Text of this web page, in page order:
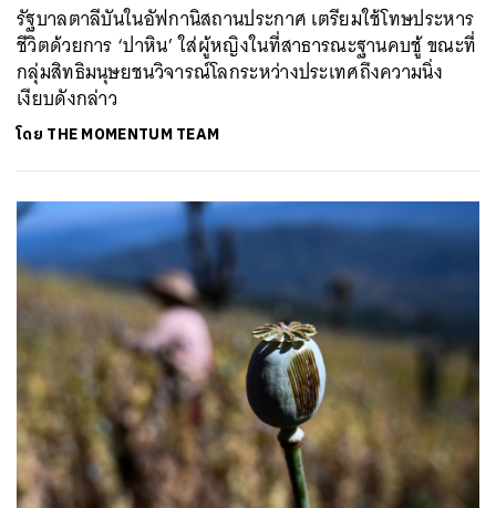
รัฐบาลตาลีบันในอัฟกานิสถานประกาศ เตรียมใช้โทษประหาร
ชีวิตด้วยการ ‘ปาหิน’ ใส่ผู้หญิงในที่สาธารณะฐานคบชู้ ขณะที่
กลุ่มสิทธิมนุษยชนวิจารณ์โลกระหว่างประเทศถึงความนิ่ง
เงียบดังกล่าว
โดย THE MOMENTUM TEAM